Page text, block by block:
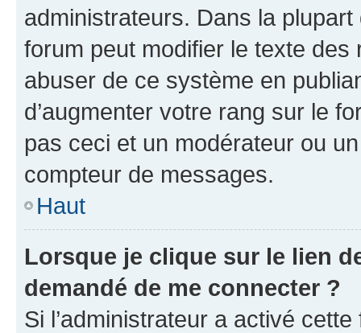
administrateurs. Dans la
forum peut modifier le texte
abuser de ce système en
d’augmenter votre rang sur le
pas ceci et un modérateur ou
compteur de messages.
Haut
Lorsque je clique sur le lien
demandé de me connecter ?
Si l’administrateur a activé